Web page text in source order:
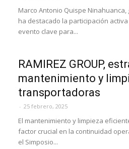
Marco Antonio Quispe
ha destacado la participación
evento clave para...
RAMIREZ GROUP,
mantenimiento y
transportadoras
- 25 febrero, 2025
El mantenimiento y limpieza
factor crucial en la continuidad
el Simposio...